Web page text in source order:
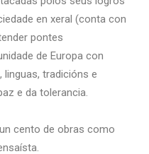
en xeral (conta con
pontes
de Europa con
tradicións e
e da tolerancia.
cento de obras como